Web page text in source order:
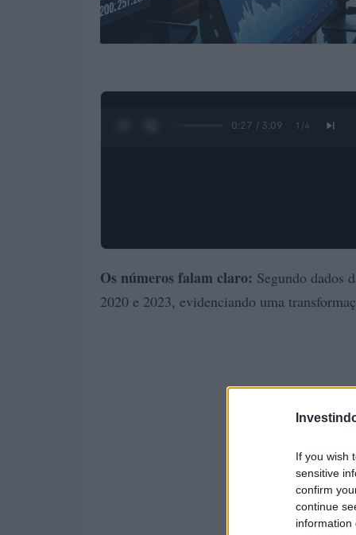
If you wish
sensitive
confirm
continue
information
0:28 / 3:09 1 /4
Os números falam claro: Segundo dados
2020 e 2023, evidenciando uma